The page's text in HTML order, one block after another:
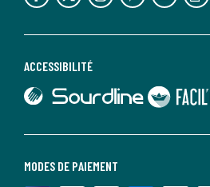
MODES DE PAIEMENT
ACCESSIBILITÉ
lien vers Sourdline
lien vers Faciliti